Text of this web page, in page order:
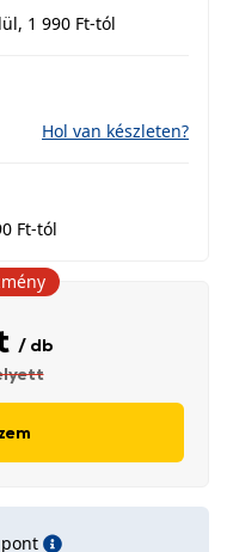
1 990 Ft-tól
Hol van készleten?
Ft-tól
/ db